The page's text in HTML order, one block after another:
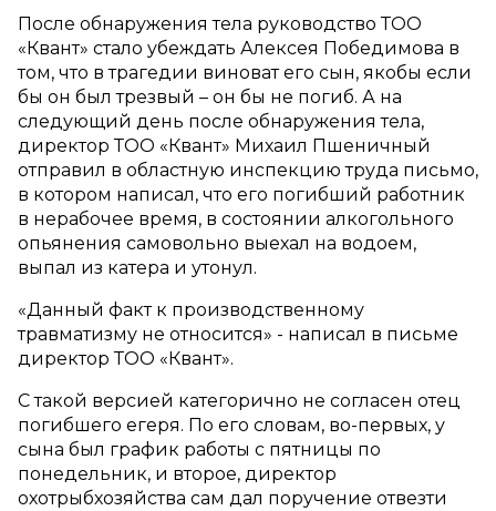
После обнаружения тела руководство ТОО
«Квант» стало убеждать Алексея Победимова в
том, что в трагедии виноват его сын, якобы если
бы он был трезвый – он бы не погиб. А на
следующий день после обнаружения тела,
директор ТОО «Квант» Михаил Пшеничный
отправил в областную инспекцию труда письмо,
в котором написал, что его погибший работник
в нерабочее время, в состоянии алкогольного
опьянения самовольно выехал на водоем,
выпал из катера и утонул.
«Данный факт к производственному
травматизму не относится» - написал в письме
директор ТОО «Квант».
С такой версией категорично не согласен отец
погибшего егеря. По его словам, во-первых, у
сына был график работы с пятницы по
понедельник, и второе, директор
охотрыбхозяйства сам дал поручение отвезти